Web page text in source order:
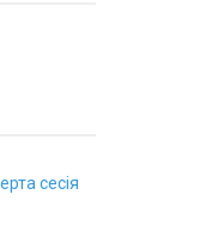
сесія